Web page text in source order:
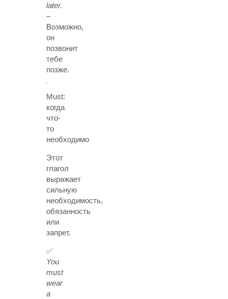
later.
–
Возможно,
он
позвонит
тебе
позже.
Must:
когда
что-
то
необходимо
Этот
глагол
выражает
сильную
необходимость,
обязанность
или
запрет.
✅
You
must
wear
a